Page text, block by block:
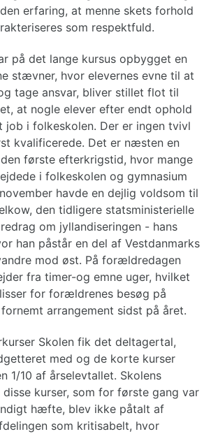
erfaring, at menne skets forhold
som respektfuld.
på det lange kursus opbygget en
stævner, hvor elevernes evne til at
tage ansvar, bliver stillet flot til
at nogle elever efter endt ophold
i folkeskolen. Der er ingen tvivl
kvalificerede. Det er næsten en
første efterkrigstid, hvor mange
i folkeskolen og gymnasium
havde en dejlig voldsom til
den tidligere statsministerielle
om jyllandiseringen - hans
han påstår en del af Vestdanmarks
mod øst. På forældredagen
fra timer-og emne uger, hvilket
for forældrenes besøg på
arrangement sidst på året.
Skolen fik det deltagertal,
med og de korte kurser
1/10 af årselevtallet. Skolens
kurser, som for første gang var
hæfte, blev ikke påtalt af
som kritisabelt, hvor